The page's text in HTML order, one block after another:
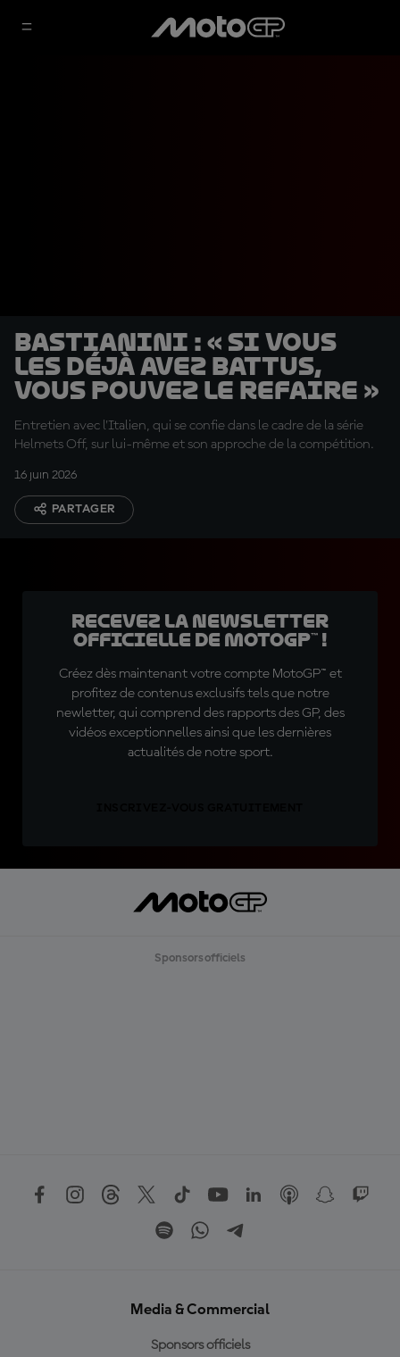
Bastianini : « Si vous
les déjà avez battus,
vous pouvez le refaire »
Entretien avec l'Italien, qui se confie dans le cadre de la série
Helmets Off, sur lui-même et son approche de la compétition.
16 juin 2026
PARTAGER
Recevez la Newsletter
officielle de MotoGP™ !
Créez dès maintenant votre compte MotoGP™ et
profitez de contenus exclusifs tels que notre
newletter, qui comprend des rapports des GP, des
vidéos exceptionnelles ainsi que les dernières
actualités de notre sport.
Sponsors officiels
Media & Commercial
Sponsors officiels